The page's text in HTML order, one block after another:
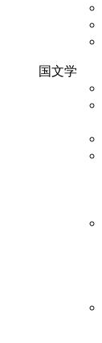
国文学